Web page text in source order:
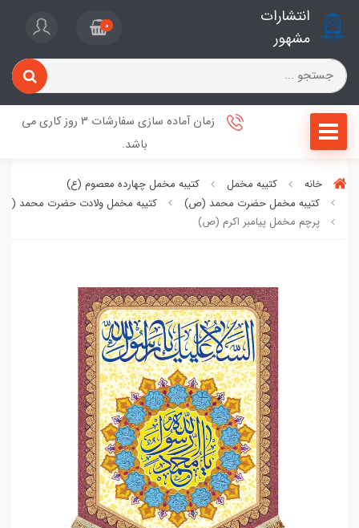
انتشارات
مشهور
0
زمان آماده سازی سفارشات 3 روز کاری می
باشد.
خانه کتیبه مخمل
کتیبه مخمل چهارده معصوم (ع)
کتیبه مخمل حضرت محمد (ص)
کتیبه مخمل ولادت حضرت محمد
پرچم مخمل پیامبر اکرم (ص)